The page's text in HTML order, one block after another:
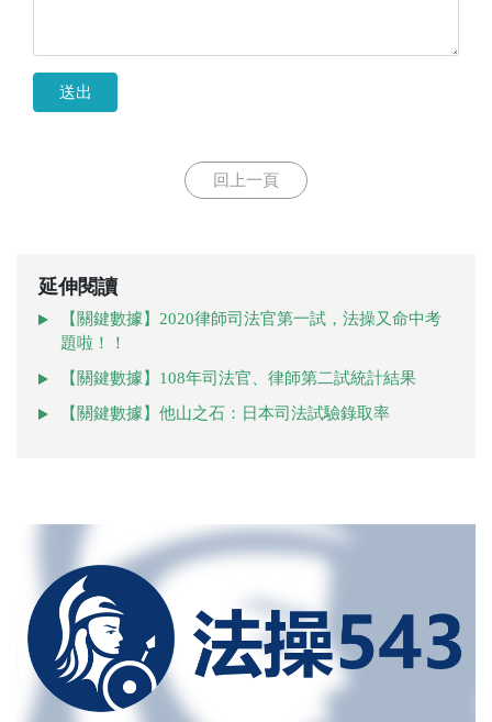
送出
回上一頁
延伸閱讀
【關鍵數據】2020律師司法官第一試，法操又命中考
題啦！！
【關鍵數據】108年司法官、律師第二試統計結果
【關鍵數據】他山之石：日本司法試驗錄取率